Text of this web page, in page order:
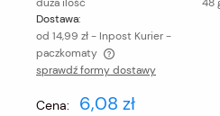
Dostawa:
od 14,99 zł- Inpost Kurier -
paczkomaty
Cena nie zawiera ewentualnych
sprawdź formy dostawy
Cena: 6,08 zł